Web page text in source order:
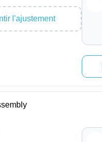
l'ajustement